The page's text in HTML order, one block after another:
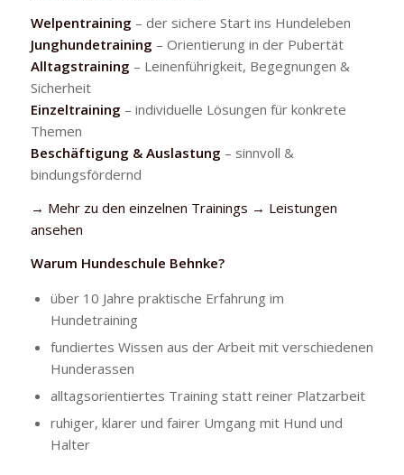
Welpentraining – der sichere Start ins Hundeleben
Junghundetraining – Orientierung in der Pubertät
Alltagstraining – Leinenführigkeit, Begegnungen &
Sicherheit
Einzeltraining – individuelle Lösungen für konkrete
Themen
Beschäftigung & Auslastung – sinnvoll &
bindungsfördernd
→ Mehr zu den einzelnen Trainings → Leistungen
ansehen
Warum Hundeschule Behnke?
über 10 Jahre praktische Erfahrung im
Hundetraining
fundiertes Wissen aus der Arbeit mit verschiedenen
Hunderassen
alltagsorientiertes Training statt reiner Platzarbeit
ruhiger, klarer und fairer Umgang mit Hund und
Halter